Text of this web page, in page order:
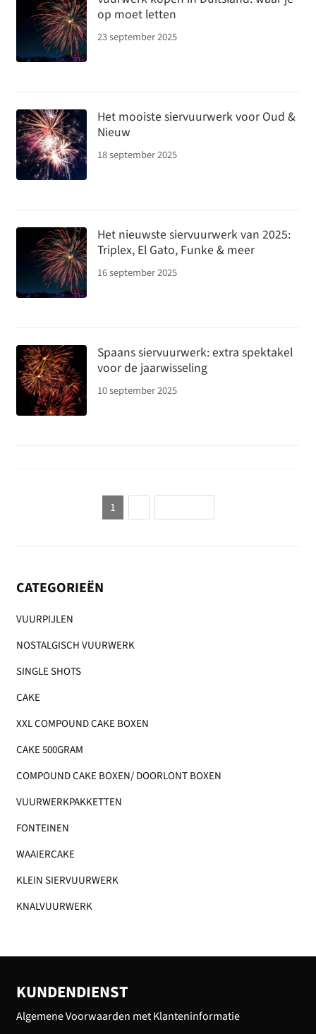
op moet letten
23 september 2025
Het mooiste siervuurwerk voor Oud &
Nieuw
18 september 2025
Het nieuwste siervuurwerk van 2025:
Triplex, El Gato, Funke & meer
16 september 2025
Spaans siervuurwerk: extra spektakel
voor de jaarwisseling
10 september 2025
Berichten1
CATEGORIEËN
VUURPIJLEN
NOSTALGISCH VUURWERK
SINGLE SHOTS
CAKE
XXL COMPOUND CAKE BOXEN
CAKE 500GRAM
COMPOUND CAKE BOXEN/ DOORLONT BOXEN
VUURWERKPAKKETTEN
FONTEINEN
WAAIERCAKE
KLEIN SIERVUURWERK
KNALVUURWERK
KUNDENDIENST
Algemene Voorwaarden met Klanteninformatie